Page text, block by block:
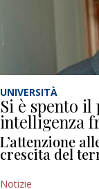
UNIVERSITÀ
Si è spento
intelligenza
L’attenzione
crescita del
Notizie